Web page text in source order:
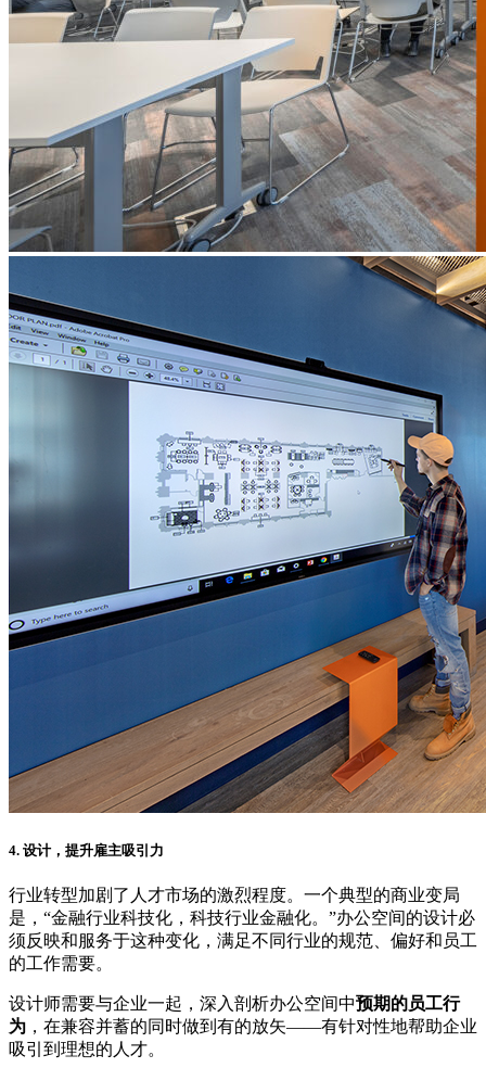
4. 设计，提升雇主吸引力
行业转型加剧了人才市场的激烈程度。一个典型的商业变局
是，“金融行业科技化，科技行业金融化。”办公空间的设计必
须反映和服务于这种变化，满足不同行业的规范、偏好和员工
的工作需要。
设计师需要与企业一起，深入剖析办公空间中预期的员工行
为 ，在兼容并蓄的同时做到有的放矢——有针对性地帮助企业
吸引到理想的人才。